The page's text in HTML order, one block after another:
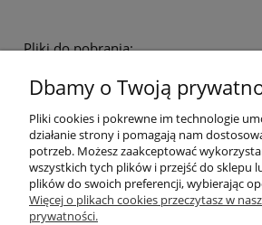
Pliki do pobrania:
Oddział neonatologiczny - organizacja i
Moje konto
Zamówienia
Dbamy o Twoją
Pliki cookies i pokrewne im technologie
działanie strony i pomagają nam
potrzeb. Możesz zaakceptować
wszystkich tych plików i przejść do sklepu
plików do swoich preferencji, wybierając
Więcej o plikach cookies przeczytasz w
prywatności.